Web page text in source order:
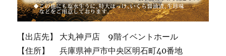
【出店先】 大丸神戸店 9階イベントホール
【住所】 兵庫県神戸市中央区明石町40番地